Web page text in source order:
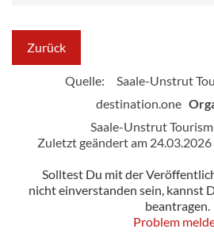
Zurück
Quelle:
Saale-Unstrut
destination.one
Saale-Unstrut
Zuletzt geändert am 24.03.2026
Solltest Du mit der
nicht einverstanden sein, kannst
beantragen.
Problem